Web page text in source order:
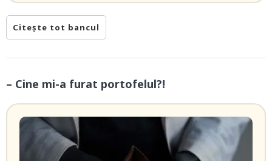
Citește tot bancul
– Cine mi-a furat portofelul?!